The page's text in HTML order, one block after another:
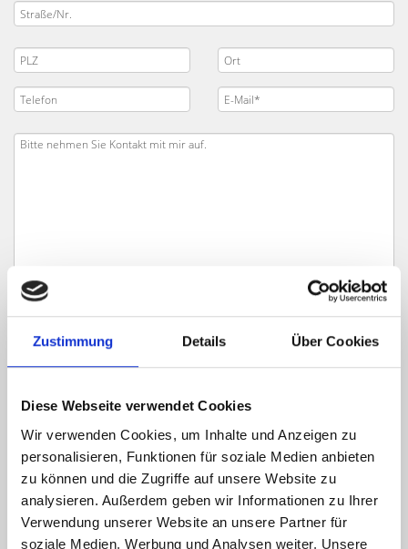
Zustimmung Details Über Cookies
Diese Webseite verwendet Cookies
Wir verwenden Cookies, um Inhalte und Anzeigen zu
personalisieren, Funktionen für soziale Medien anbieten
zu können und die Zugriffe auf unsere Website zu
analysieren. Außerdem geben wir Informationen zu Ihrer
Verwendung unserer Website an unsere Partner für
soziale Medien, Werbung und Analysen weiter. Unsere
zu, dass meine Angaben und Daten zur Beantwortung meiner Anfrage
Hinweis: Sie können Ihre Einwilligung jederzeit für die Zukunft per E-Mail
an info@hegerich-immobilien.de widerrufen. *
* Pflichtfelder
Absenden